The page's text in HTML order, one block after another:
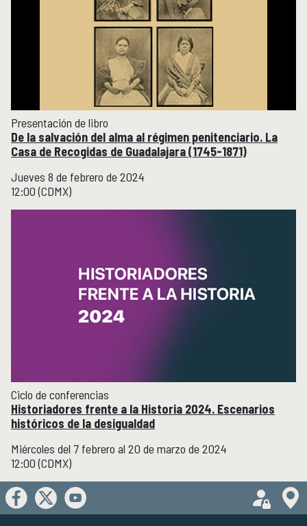
Presentación de libro
De la salvación del alma al régimen penitenciario. La
Casa de Recogidas de Guadalajara (1745-1871)
Jueves 8 de febrero de 2024
12:00 (CDMX)
Ciclo de conferencias
Historiadores frente a la Historia 2024. Escenarios
históricos de la desigualdad
Miércoles del 7 febrero al 20 de marzo de 2024
12:00 (CDMX)